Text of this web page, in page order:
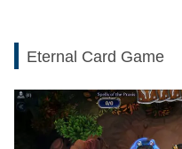
Eternal Card Game